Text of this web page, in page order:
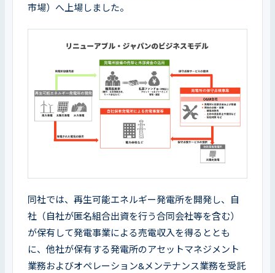
市場）へ上場しました。
同社では、再生可能エネルギー発電所を開発し、自
社（自社が匿名組合出資を行う合同会社等を含む）
が保有して発電事業による売電収入を得るととも
に、他社が保有する発電所のアセットマネジメント
業務およびオペレーション&メンテナンス業務を受託